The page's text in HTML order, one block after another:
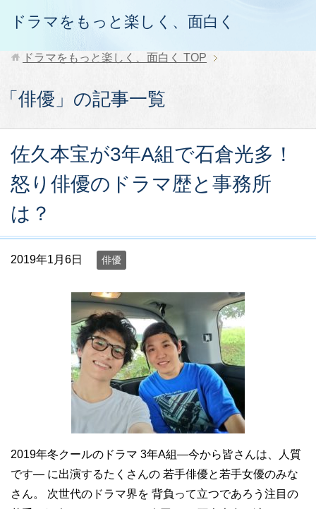
ドラマをもっと楽しく、面白く
ドラマをもっと楽しく、面白く TOP
「俳優」の記事一覧
佐久本宝が3年A組で石倉光多！
怒り俳優のドラマ歴と事務所
は？
2019年1月6日 俳優
2019年冬クールのドラマ 3年A組―今から皆さんは、人質
です― に出演するたくさんの 若手俳優と若手女優のみな
さん。 次世代のドラマ界を 背負って立つであろう注目の